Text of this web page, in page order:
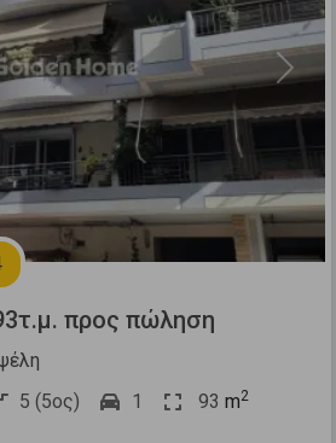
Next
προς πώληση
5 (5ος) 1 93 m2